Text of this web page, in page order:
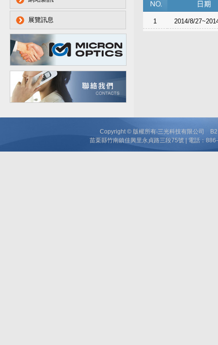
展覽訊息 1 2014/8/
Copyright © 版權所有‧三光科技有限公司
苗栗縣竹南鎮佳興里永貞路三段75號 | 電話：